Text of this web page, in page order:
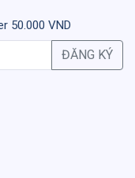
50.000 VND
ĐĂNG KÝ